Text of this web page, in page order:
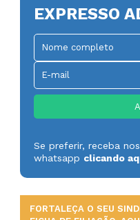
EXPRESSO
Se preferir, receba
whatsapp clicando
FORTALEÇA O SEU